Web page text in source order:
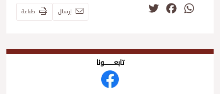
WhatsApp
Facebook إرسال طباعة
تابعــــــــــونا